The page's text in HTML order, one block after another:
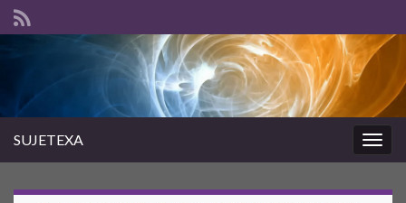
SUJETEXA